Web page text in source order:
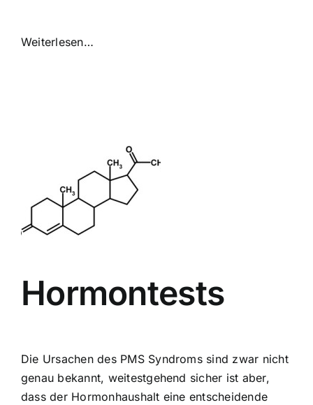
Weiterlesen…
Hormontests
Die Ursachen des PMS Syndroms sind zwar nicht
genau bekannt, weitestgehend sicher ist aber,
dass der Hormonhaushalt eine entscheidende